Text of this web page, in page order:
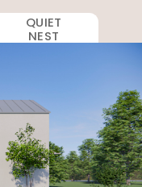
QUIET
NEST